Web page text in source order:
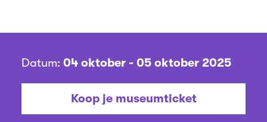
Datum: 04 oktober - 05 oktober 2025
Koop je museumticket